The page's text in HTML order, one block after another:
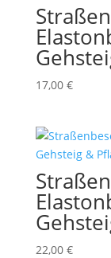
17,00 €
22,00 €